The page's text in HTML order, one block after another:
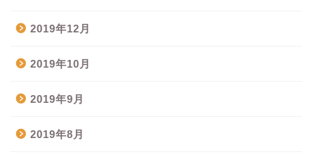
2019年12月
2019年10月
2019年9月
2019年8月